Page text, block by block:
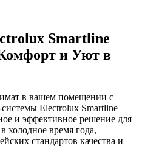
Smartline
и Уют в
в вашем помещении с
Electrolux Smartline
и эффективное решение для
холодное время года,
стандартов качества и